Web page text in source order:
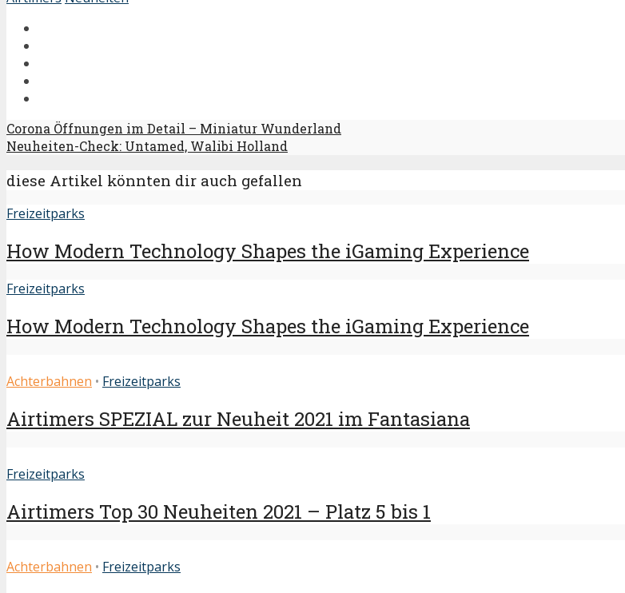
Corona Öffnungen im Detail – Miniatur Wunderland
Neuheiten-Check: Untamed, Walibi Holland
diese Artikel könnten dir auch gefallen
Freizeitparks
How Modern Technology Shapes the iGaming Experience
Freizeitparks
How Modern Technology Shapes the iGaming Experience
Achterbahnen • Freizeitparks
Airtimers SPEZIAL zur Neuheit 2021 im Fantasiana
Freizeitparks
Airtimers Top 30 Neuheiten 2021 – Platz 5 bis 1
Achterbahnen • Freizeitparks